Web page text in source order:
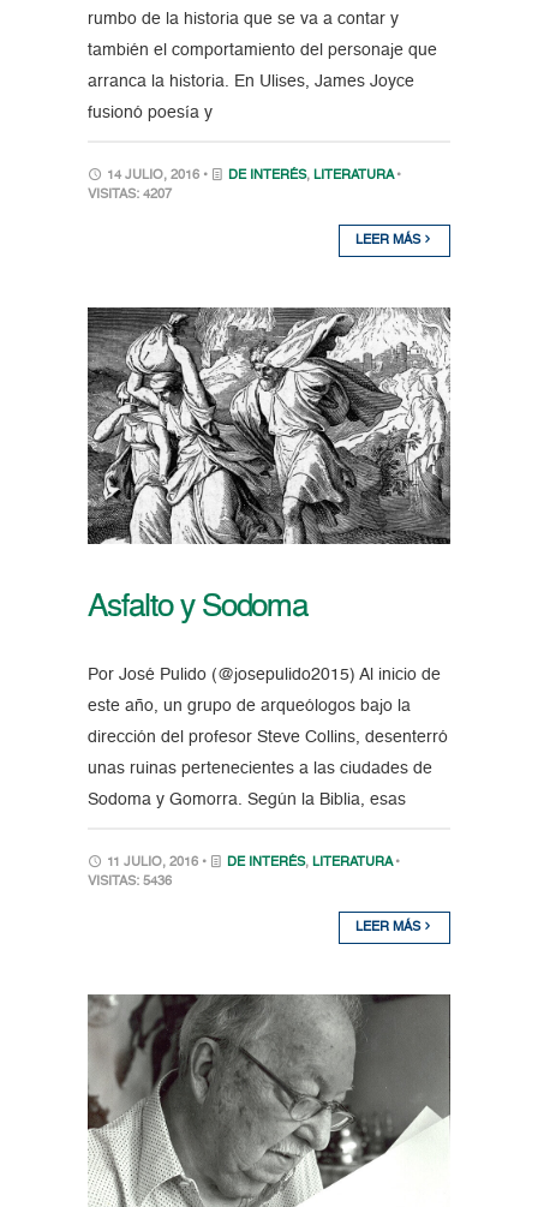
rumbo de la historia que se va a contar y
también el comportamiento del personaje que
arranca la historia. En Ulises, James Joyce
fusionó poesía y
14 JULIO, 2016 • DE INTERÉS, LITERATURA •
VISITAS: 4207
LEER MÁS
Asfalto y Sodoma
Por José Pulido (@josepulido2015) Al inicio de
este año, un grupo de arqueólogos bajo la
dirección del profesor Steve Collins, desenterró
unas ruinas pertenecientes a las ciudades de
Sodoma y Gomorra. Según la Biblia, esas
11 JULIO, 2016 • DE INTERÉS, LITERATURA •
VISITAS: 5436
LEER MÁS